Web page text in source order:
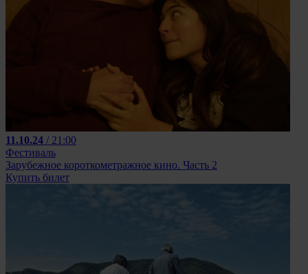
11.10.24 / 21:00
Фестиваль
Зарубежное короткометражное кино. Часть 2
Купить билет